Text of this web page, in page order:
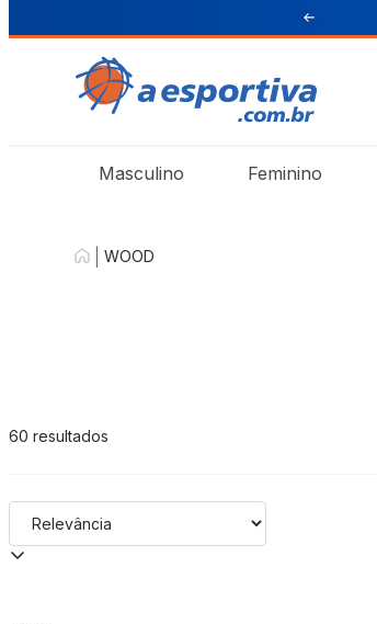
Masculino Feminino
WOOD
60 resultados